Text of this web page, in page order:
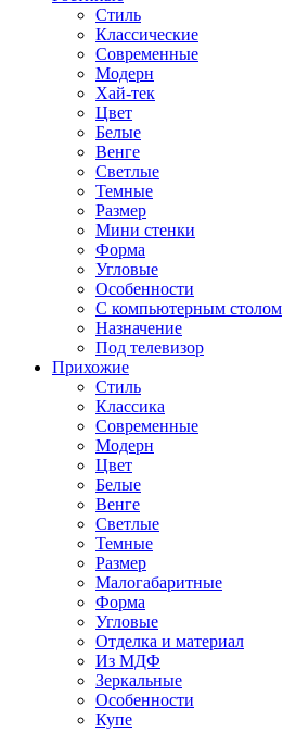
Стиль
Классические
Современные
Модерн
Хай-тек
Цвет
Белые
Венге
Светлые
Темные
Размер
Мини стенки
Форма
Угловые
Особенности
С компьютерным столом
Назначение
Под телевизор
Прихожие
Стиль
Классика
Современные
Модерн
Цвет
Белые
Венге
Светлые
Темные
Размер
Малогабаритные
Форма
Угловые
Отделка и материал
Из МДФ
Зеркальные
Особенности
Купе